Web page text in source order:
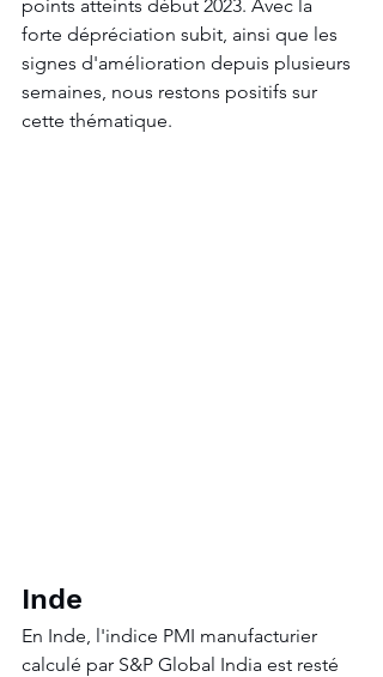
points atteints début 2023. Avec la
forte dépréciation subit, ainsi que les
signes d'amélioration depuis plusieurs
semaines, nous restons positifs sur
cette thématique.
Inde
En Inde, l'indice PMI manufacturier
calculé par S&P Global India est resté